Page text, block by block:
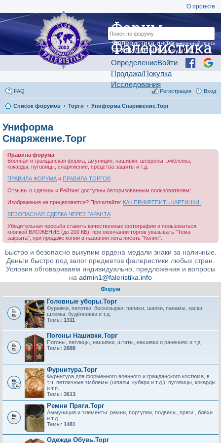
О проекте
Форум
Фалеристика
Фалеристика.инфо —
ПРАВИЛЬНЫЙ форум! ©
Определение
Продажа/Покупка
Исследования
Войти
Расширенный поиск
FAQ Вход
Регистрация
Список форумов Торги Униформа Снаряжение.Торг
Униформа
Снаряжение.Торг
Правила форума
Военная и гражданская форма, амуниция, нашивки, шевроны, эмблемы,
кокарды, пуговицы, снаряжение, средства защиты и т.д.
ПРАВИЛА ФОРУМА и ПРАВИЛА ТОРГОВ
Отзывы о сделках и Рейтинг доступны Авторизованным пользователям!
Изображения не прицепляются? Прочитайте: КАК ПРИКРЕПИТЬ КАРТИНКИ
БЕЗОПАСНАЯ СДЕЛКА ЧЕРЕЗ ГАРАНТА
Убедительная просьба ставить качественные фотографии и пользоваться
кнопкой ВЛОЖЕНИЕ (до 200 КБ), при окончании торгов указывать "Тема
закрыта"; при продаже копии в названии лота писать "Копия".
Быстро и безопасно выкупим ордена медали знаки за наличные.
Деньги быстро под залог предметов фалеристики любых стран.
Условия обговариваем индивидуально, предложения и вопросы
на admin1@faleristika.info
Форум
Головные уборы.Торг
Фуражки, пилотки, бескозырки, папахи, шапки, панамы, каски,
шлемы, будённовки и т.д.
Темы: 1311
Погоны Нашивки.Торг
Погоны, петлицы, нашивки, штаты, нашивки о ранениях и т.д.
Темы: 2888
Фурнитура.Торг
Фурнитура для форменного военного и гражданского костюма, в
т.ч. петличные эмблемы (шпалы, кубари и т.д.), пуговицы, кокарды
и т.п.
Темы: 3613
Ремни Пряги.Торг
Аммуниция и элементы: ремни, портупеи, подвесы, пряги , бляхи
и т.д.
Темы: 1481
Одежда Обувь.Торг